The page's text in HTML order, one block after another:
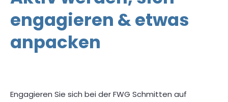
engagieren & etwas
anpacken
Engagieren Sie sich bei der FWG Schmitten auf